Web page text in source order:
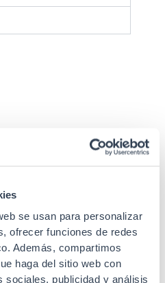
se usan para personalizar
ofrecer funciones de redes
Además, compartimos
haga del sitio web con
sociales, publicidad y análisis
de Fibra Óptica